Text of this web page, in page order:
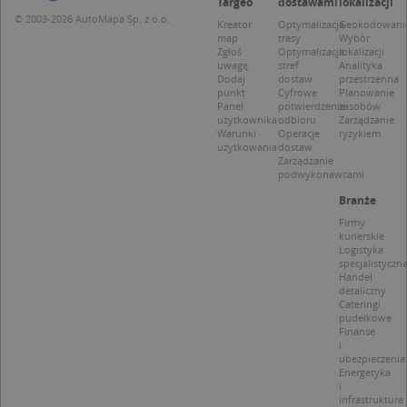
© 2003-2026 AutoMapa Sp. z o.o.
Kreator
map
Zgłoś
uwagę
Dodaj
punkt
Panel
użytkownika
Warunki
użytkowania
Optymalizacja
trasy
Optymalizacja
stref
dostaw
Cyfrowe
potwierdzenie
odbioru
Operacje
dostaw
Zarządzanie
podwykonawcami
Wybór
lokalizacji
Analityka
przestrzenna
Planowanie
zasobów
Zarządzanie
ryzykiem
Branże
Firmy
kurierskie
Logistyka
specjalistyczna
Handel
detaliczny
Cateringi
pudełkowe
Finanse
i
ubezpieczenia
Energetyka
i
infrastruktura
Niezbędne Wydajność
Targetowanie
Niesklasyfikowane
Niezbędne pliki cookie umożliwiają korzystanie z
podstawowych funkcji strony internetowej, takich
jak logowanie użytkownika i zarządzanie kontem.
Bez niezbędnych plików cookie nie można
prawidłowo korzystać ze strony internetowej.
Okres
przechowywania
Sesja
1 rok 1 miesiąc